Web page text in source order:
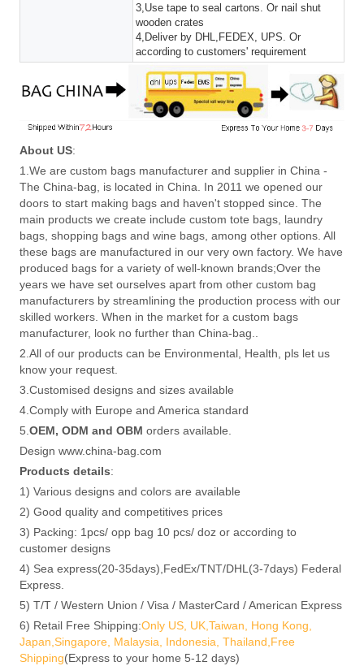
3,Use tape to seal cartons. Or nail shut
wooden crates
4,Deliver by DHL,FEDEX, UPS. Or
according to customers' requirement
About US:
1.We are custom bags manufacturer and supplier in China -
The China-bag, is located in China. In 2011 we opened our
doors to start making bags and haven't stopped since. The
main products we create include custom tote bags, laundry
bags, shopping bags and wine bags, among other options. All
these bags are manufactured in our very own factory. We have
produced bags for a variety of well-known brands;Over the
years we have set ourselves apart from other custom bag
manufacturers by streamlining the production process with our
skilled workers. When in the market for a custom bags
manufacturer, look no further than China-bag..
2.All of our products can be Environmental, Health, pls let us
know your request.
3.Customised designs and sizes available
4.Comply with Europe and America standard
5. OEM, ODM and OBM orders available.
Design www.china-bag.com
Products details:
1) Various designs and colors are available
2) Good quality and competitives prices
3) Packing: 1pcs/ opp bag 10 pcs/ doz or according to
customer designs
4) Sea express(20-35days),FedEx/TNT/DHL(3-7days) Federal
Express.
5) T/T / Western Union / Visa / MasterCard / American Express
6) Retail Free Shipping:Only US, UK,Taiwan, Hong Kong,
Japan,Singapore, Malaysia, Indonesia, Thailand,Free
Shipping(Express to your home 5-12 days)